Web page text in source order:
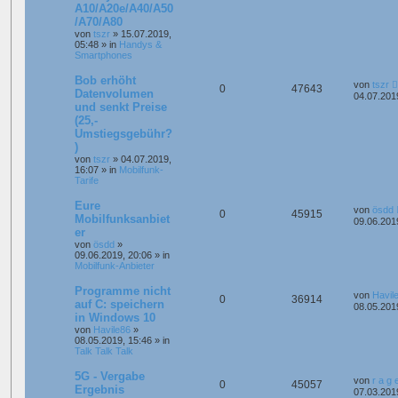
A10/A20e/A40/A50
/A70/A80
von tszr » 15.07.2019,
05:48 » in Handys &
Smartphones
Bob erhöht
Datenvolumen
und senkt Preise
(25,-
Umstiegsgebühr?
)
von tszr » 04.07.2019,
16:07 » in Mobilfunk-
Tarife
0 47643 von tszr
Eure
Mobilfunksanbiet
er
von ösdd »
09.06.2019, 20:06 » in
Mobilfunk-Anbieter
0 45915 von ösdd
Programme nicht
auf C: speichern
in Windows 10
von Havile86 »
08.05.2019, 15:46 » in
Talk Talk Talk
0 36914 von
5G - Vergabe
Ergebnis
0 45057 von r a g